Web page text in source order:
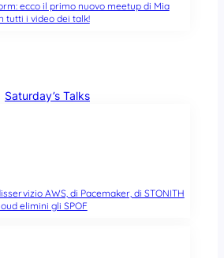
ecco il primo nuovo meetup di Mia
tutti i video dei talk!
Saturday’s Talks
AWS, di Pacemaker, di STONITH
elimini gli SPOF